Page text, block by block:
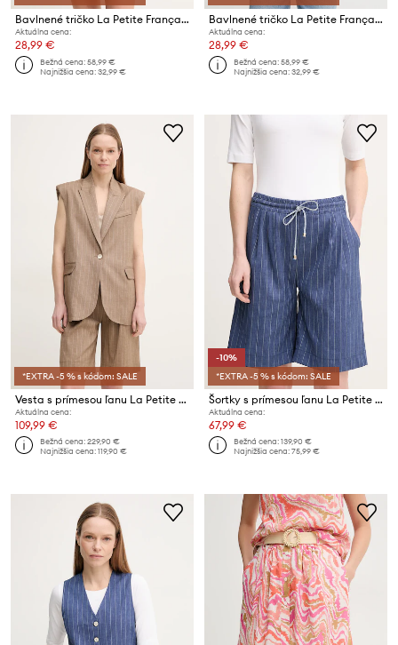
Bavlnené tričko La Petite Française TYFANY
Aktuálna cena:
28,99 €
Bežná cena:58,99 €
Najnižšia cena:32,99 €
Bavlnené tričko La Petite Française TYFANY
Aktuálna cena:
28,99 €
Bežná cena:58,99 €
Najnižšia cena:32,99 €
*EXTRA -5 % s kódom: SALE
Vesta s prímesou ľanu La Petite Française VALMY
Aktuálna cena:
109,99 €
Bežná cena:229,90 €
Najnižšia cena:119,90 €
-10%
*EXTRA -5 % s kódom: SALE
Šortky s prímesou ľanu La Petite Française SOLANGE
Aktuálna cena:
67,99 €
Bežná cena:139,90 €
Najnižšia cena:75,99 €